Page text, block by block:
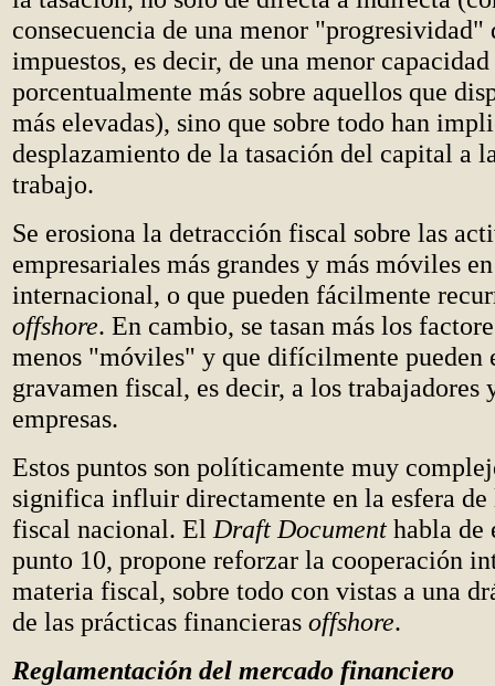
consecuencia de una menor "progresividad"
impuestos, es decir, de una menor capacidad
porcentualmente más sobre aquellos que
más elevadas), sino que sobre todo han
desplazamiento de la tasación del capital a
trabajo.
Se erosiona la detracción fiscal sobre las
empresariales más grandes y más móviles
internacional, o que pueden fácilmente
offshore. En cambio, se tasan más los
menos "móviles" y que difícilmente pueden
gravamen fiscal, es decir, a los trabajadores
empresas.
Estos puntos son políticamente muy
significa influir directamente en la esfera de
fiscal nacional. El Draft Document habla de
punto 10, propone reforzar la cooperación
materia fiscal, sobre todo con vistas a una
de las prácticas financieras offshore.
Reglamentación del mercado financiero